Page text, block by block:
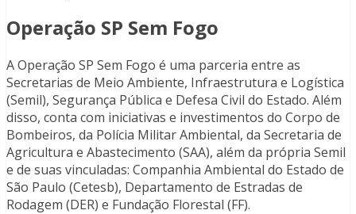
Operação SP Sem Fogo
A Operação SP Sem Fogo é uma parceria entre as
Secretarias de Meio Ambiente, Infraestrutura e Logística
(Semil), Segurança Pública e Defesa Civil do Estado. Além
disso, conta com iniciativas e investimentos do Corpo de
Bombeiros, da Polícia Militar Ambiental, da Secretaria de
Agricultura e Abastecimento (SAA), além da própria Semil
e de suas vinculadas: Companhia Ambiental do Estado de
São Paulo (Cetesb), Departamento de Estradas de
Rodagem (DER) e Fundação Florestal (FF).